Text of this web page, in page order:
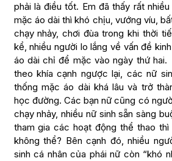
phải là điều tốt. Em đã thấy rất
mặc áo dài thì khó chịu, vướng víu,
chạy nhảy, chơi đùa trong khi thời
kể, nhiều người lo lắng về vấn đề
áo dài chỉ để mặc vào ngày thứ hai.
theo khía cạnh ngược lại, các nữ
thống mặc áo dài khá lâu và trở
học đường. Các bạn nữ cũng có
chạy nhảy, nhiều nữ sinh sẵn sàng
tham gia các hoạt động thể thao thì
không thể? Bên cạnh đó, nhiều
sinh cá nhân của phái nữ còn “khó